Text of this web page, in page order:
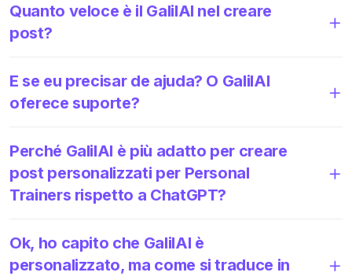
Quanto veloce è il GalilAI nel creare
post?
E se eu precisar de ajuda? O GalilAI
oferece suporte?
Perché GalilAI è più adatto per creare
post personalizzati per Personal
Trainers rispetto a ChatGPT?
Ok, ho capito che GalilAI è
personalizzato, ma come si traduce in